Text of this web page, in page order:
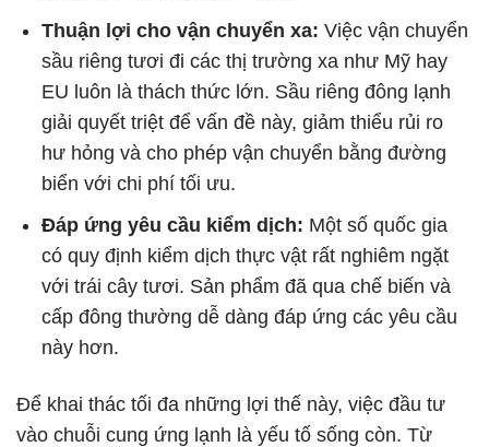
Thuận lợi cho vận chuyển xa: Việc vận chuyển
sầu riêng tươi đi các thị trường xa như Mỹ hay
EU luôn là thách thức lớn. Sầu riêng đông lạnh
giải quyết triệt để vấn đề này, giảm thiểu rủi ro
hư hỏng và cho phép vận chuyển bằng đường
biển với chi phí tối ưu.
Đáp ứng yêu cầu kiểm dịch: Một số quốc gia
có quy định kiểm dịch thực vật rất nghiêm ngặt
với trái cây tươi. Sản phẩm đã qua chế biến và
cấp đông thường dễ dàng đáp ứng các yêu cầu
này hơn.
Để khai thác tối đa những lợi thế này, việc đầu tư
vào chuỗi cung ứng lạnh là yếu tố sống còn. Từ